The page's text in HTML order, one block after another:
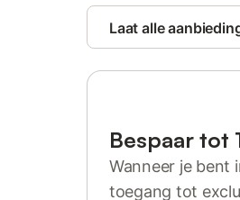
Laat alle
Bespaar tot
Wanneer je bent
toegang tot